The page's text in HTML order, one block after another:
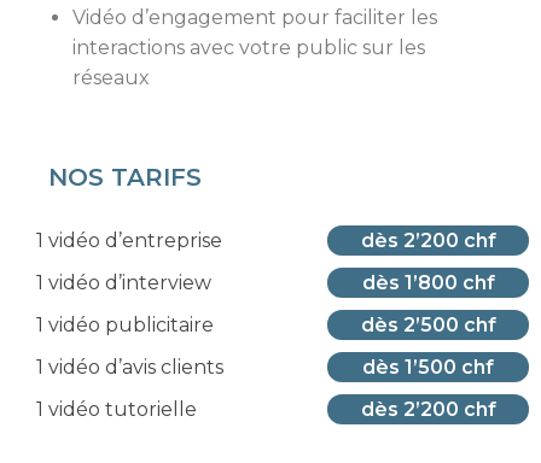
Vidéo d’engagement pour faciliter les
interactions avec votre public sur les
réseaux
NOS TARIFS
1 vidéo d’entreprise
dès 2’200 chf
1 vidéo d’interview
dès 1’800 chf
1 vidéo publicitaire
dès 2’500 chf
1 vidéo d’avis clients
dès 1’500 chf
1 vidéo tutorielle
dès 2’200 chf